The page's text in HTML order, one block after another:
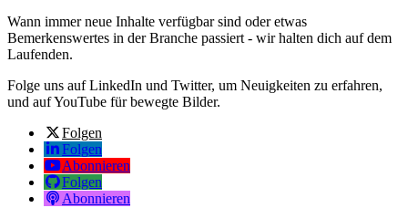
Wann immer neue Inhalte verfügbar sind oder etwas
Bemerkenswertes in der Branche passiert - wir halten dich auf dem
Laufenden.
Folge uns auf LinkedIn und Twitter, um Neuigkeiten zu erfahren,
und auf YouTube für bewegte Bilder.
Folgen
Folgen
Abonnieren
Folgen
Abonnieren